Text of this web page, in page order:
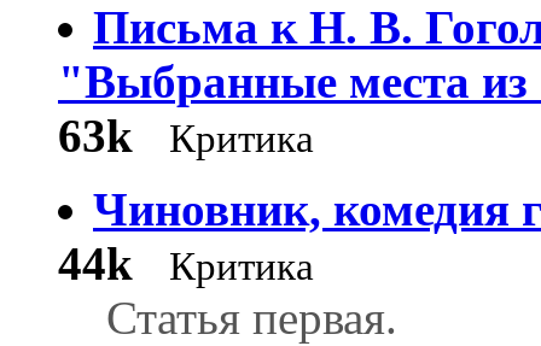
Письма к Н. В.
"Выбранные места из
63k
Критика
Чиновник, комедия
44k
Критика
Статья первая.